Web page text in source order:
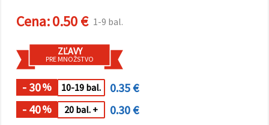
Alebo
uviesť svoje
preferencie
Nastaveniach
výberom
daného
typu
súborov
cookie a
Cena:0.50 € 1-9 bal.
ZĽAVY
PRE MNOŽSTVO
- 30% 10-19 bal.
0.35 €
- 40% 20 bal. + 0.30 €